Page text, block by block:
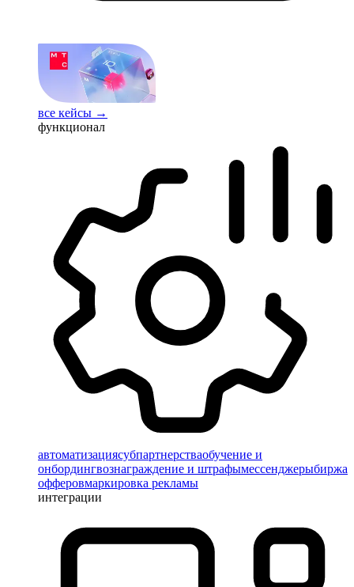
все кейсы →
функционал
автоматизациясубпартнерстваобучение и
онбордингвознаграждение и штрафымессенджерыбиржа
офферовмаркировка рекламы
интеграции